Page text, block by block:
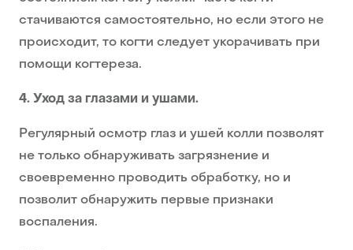
стачиваются самостоятельно, но если этого не
происходит, то когти следует укорачивать при
помощи когтереза.
4. Уход за глазами и ушами.
Регулярный осмотр глаз и ушей колли позволят
не только обнаруживать загрязнение и
своевременно проводить обработку, но и
позволит обнаружить первые признаки
воспаления.